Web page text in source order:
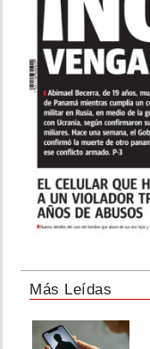
Más Leídas